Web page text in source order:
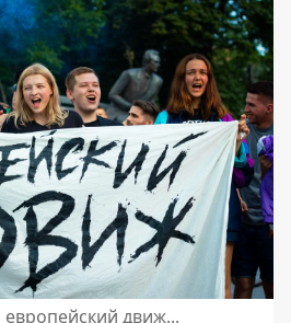
европейский движ...